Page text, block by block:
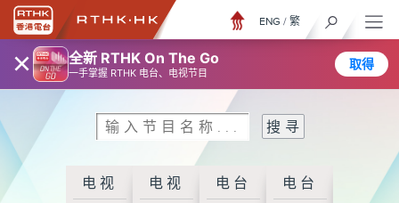
× 全新 RTHK On The Go
一手掌握 RTHK 电台、电视节目
取得
ENG / 繁
电视 电视 电台 电台